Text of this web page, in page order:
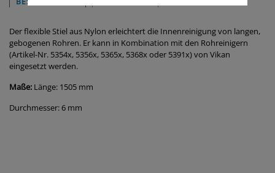
Der flexible Stiel aus Nylon erleichtert die Innenreinigung von langen,
gebogenen Rohren. Er kann in Kombination mit den Rohreinigern
(Artikel-Nr. 5354x, 5356x, 5365x, 5368x oder 5391x) von Vikan
eingesetzt werden.
Maße: Länge: 1505 mm
Durchmesser: 6 mm